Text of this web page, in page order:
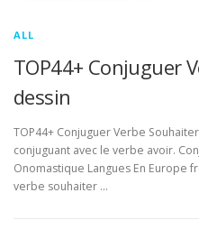
ALL
TOP44+ Conjuguer
dessin
TOP44+ Conjuguer Verbe
conjuguant avec le verbe avoir.
Onomastique Langues En Europe
verbe souhaiter …